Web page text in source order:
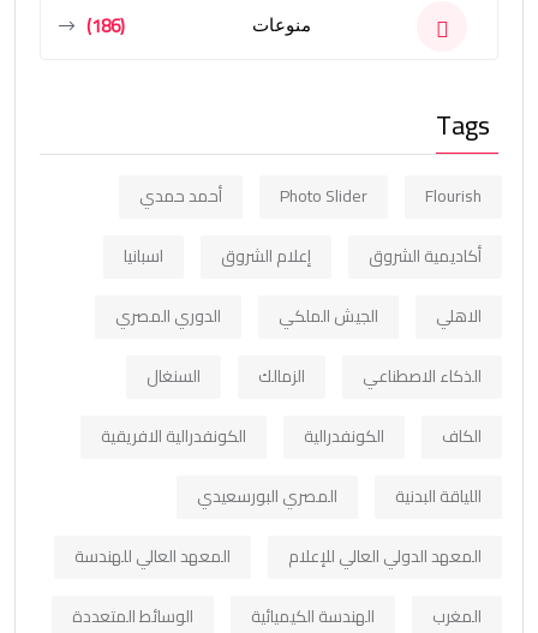
منوعات (186)
Tags
Flourish
Photo Slider
أحمد حمدي
أكاديمية الشروق
إعلام الشروق
اسبانيا
الاهلي
الجيش الملكي
الدوري المصري
الذكاء الاصطناعي
الزمالك
السنغال
الكاف
الكونفدرالية
الكونفدرالية الافريقية
اللياقة البدنية
المصري البورسعيدي
المعهد الدولي العالي للإعلام
المعهد العالي للهندسة
المغرب
الهندسة الكيميائية
الوسائط المتعددة